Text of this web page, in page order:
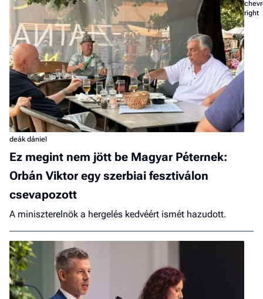
deák dániel
Ez megint nem jött be Magyar Péternek:
Orbán Viktor egy szerbiai fesztiválon
csevapozott
A miniszterelnök a hergelés kedvéért ismét hazudott.